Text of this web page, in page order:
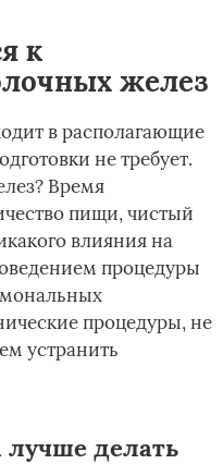
к
желез
в располагающие
не требует.
Время
пищи, чистый
влияния на
процедуры
процедуры, не
устранить
лучше делать